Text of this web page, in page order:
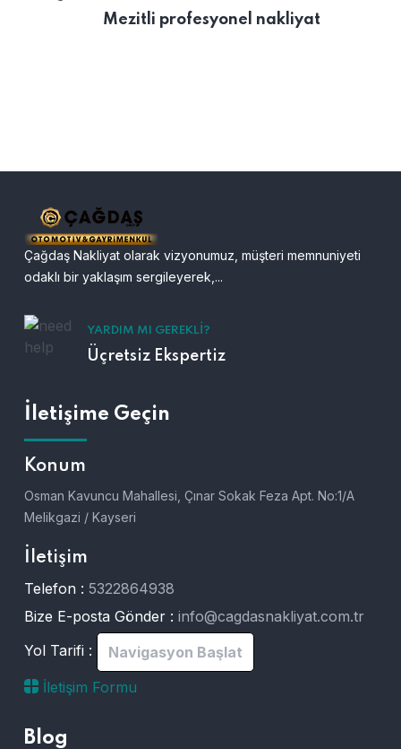
Mezitli profesyonel nakliyat
Çağdaş Nakliyat olarak vizyonumuz, müşteri memnuniyeti
odaklı bir yaklaşım sergileyerek,...
YARDIM MI GEREKLI?
Üçretsiz Ekspertiz
İletişime Geçin
Konum
Osman Kavuncu Mahallesi, Çınar Sokak Feza Apt. No:1/A
Melikgazi / Kayseri
İletişim
Telefon : 5322864938
Bize E-posta Gönder : info@cagdasnakliyat.com.tr
Yol Tarifi :
Navigasyon Başlat
İletişim Formu
Blog